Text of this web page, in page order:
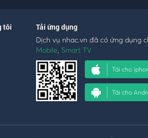
tôi Tải ứng dụng
Dịch vụ nhac.vn đã có ứng dụng
Mobile, Smart TV
Tải cho
Tải cho